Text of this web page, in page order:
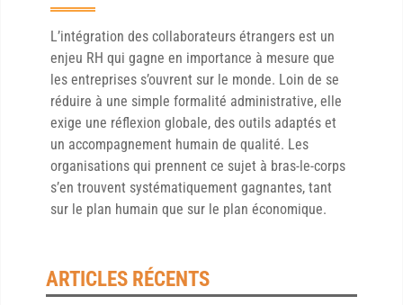
L’intégration des collaborateurs étrangers est un
enjeu RH qui gagne en importance à mesure que
les entreprises s’ouvrent sur le monde. Loin de se
réduire à une simple formalité administrative, elle
exige une réflexion globale, des outils adaptés et
un accompagnement humain de qualité. Les
organisations qui prennent ce sujet à bras-le-corps
s’en trouvent systématiquement gagnantes, tant
sur le plan humain que sur le plan économique.
ARTICLES RÉCENTS